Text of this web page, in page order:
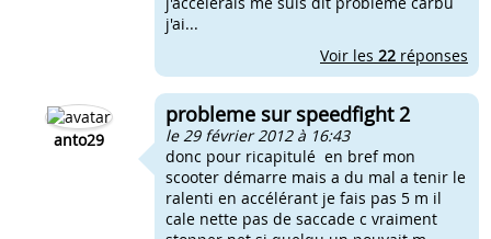
j'ai...
Voir les 22 réponses
anto29
probleme sur speedfight 2
le 29 février 2012 à 16:43
donc pour ricapitulé en bref mon
scooter démarre mais a du mal a tenir le
ralenti en accélérant je fais pas 5 m il
cale nette pas de saccade c vraiment